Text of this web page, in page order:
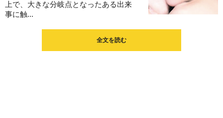
上で、大きな分岐点となったある出来
事に触...
全文を読む